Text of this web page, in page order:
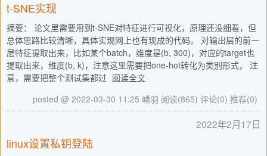
t-SNE实现
摘要： 论文里需要用到t-SNE对特征进行可视化，原理还没细看，但
总体思路比较清晰，具体实现网上也有现成的代码。 对输出层的前一
层特征提取出来，比如某个batch，维度是(b, 300)，对应的target也
提取出来，维度(b, k)，注意这里需要把one-hot转化为类别形式， 注
意，需要把整个测试集都过 阅读全文
posted @ 2022-03-30 11:25 嶙羽 阅读(865) 评论(0) 推荐(0)
2022年2月17日
linux设置私钥登陆